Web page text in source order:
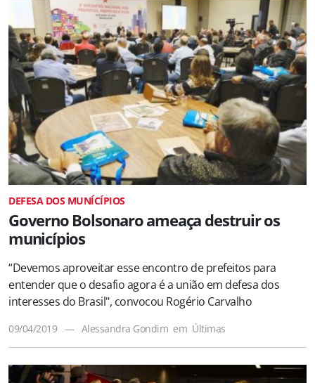
DEFESA DOS MUNÍCÍPIOS
Governo Bolsonaro ameaça destruir os
municípios
“Devemos aproveitar esse encontro de prefeitos para
entender que o desafio agora é a união em defesa dos
interesses do Brasil", convocou Rogério Carvalho
09/04/2019 — Alessandra Gondim em Últimas